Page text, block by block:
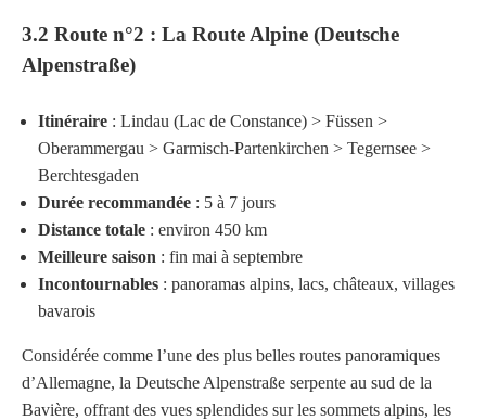
3.2 Route n°2 : La Route Alpine (Deutsche
Alpenstraße)
Itinéraire : Lindau (Lac de Constance) > Füssen >
Oberammergau > Garmisch-Partenkirchen > Tegernsee >
Berchtesgaden
Durée recommandée : 5 à 7 jours
Distance totale : environ 450 km
Meilleure saison : fin mai à septembre
Incontournables : panoramas alpins, lacs, châteaux, villages
bavarois
Considérée comme l’une des plus belles routes panoramiques
d’Allemagne, la Deutsche Alpenstraße serpente au sud de la
Bavière, offrant des vues splendides sur les sommets alpins, les